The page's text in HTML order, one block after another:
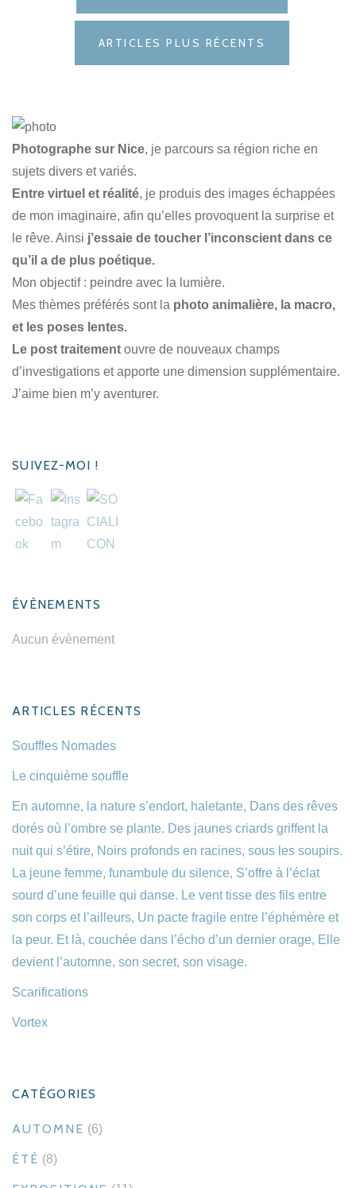
ARTICLES PLUS RÉCENTS
Photographe sur Nice, je parcours sa région riche en
sujets divers et variés.
Entre virtuel et réalité, je produis des images échappées
de mon imaginaire, afin qu’elles provoquent la surprise et
le rêve. Ainsi j’essaie de toucher l’inconscient dans ce
qu’il a de plus poétique.
Mon objectif : peindre avec la lumière.
Mes thèmes préférés sont la photo animalière, la macro,
et les poses lentes.
Le post traitement ouvre de nouveaux champs
d’investigations et apporte une dimension supplémentaire.
J’aime bien m’y aventurer.
SUIVEZ-MOI !
ÉVÈNEMENTS
Aucun évènement
ARTICLES RÉCENTS
Souffles Nomades
Le cinquième souffle
En automne, la nature s’endort, haletante, Dans des rêves
dorés où l’ombre se plante. Des jaunes criards griffent la
nuit qui s’étire, Noirs profonds en racines, sous les soupirs.
La jeune femme, funambule du silence, S’offre à l’éclat
sourd d’une feuille qui danse. Le vent tisse des fils entre
son corps et l’ailleurs, Un pacte fragile entre l’éphémère et
la peur. Et là, couchée dans l’écho d’un dernier orage, Elle
devient l’automne, son secret, son visage.
Scarifications
Vortex
CATÉGORIES
AUTOMNE (6)
ÉTÉ (8)